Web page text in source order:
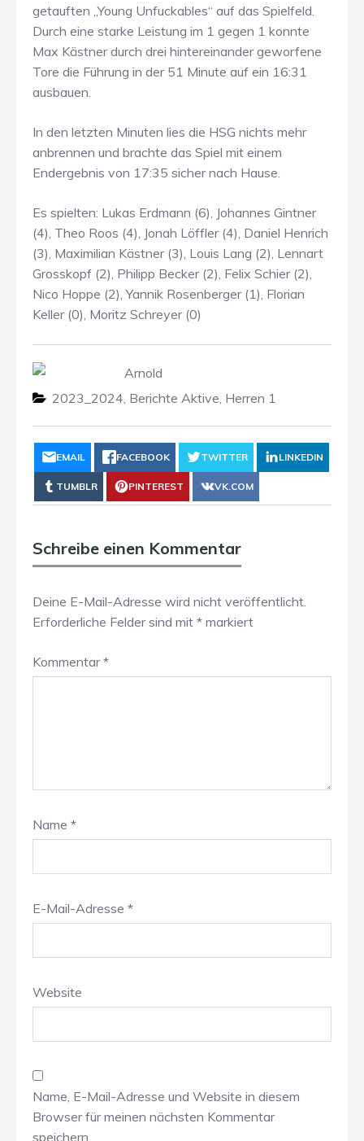
getauften „Young Unfuckables“ auf das Spielfeld.
Durch eine starke Leistung im 1 gegen 1 konnte
Max Kästner durch drei hintereinander geworfene
Tore die Führung in der 51 Minute auf ein 16:31
ausbauen.
In den letzten Minuten lies die HSG nichts mehr
anbrennen und brachte das Spiel mit einem
Endergebnis von 17:35 sicher nach Hause.
Es spielten: Lukas Erdmann (6), Johannes Gintner
(4), Theo Roos (4), Jonah Löffler (4), Daniel Henrich
(3), Maximilian Kästner (3), Louis Lang (2), Lennart
Grosskopf (2), Philipp Becker (2), Felix Schier (2),
Nico Hoppe (2), Yannik Rosenberger (1), Florian
Keller (0), Moritz Schreyer (0)
Arnold
2023_2024, Berichte Aktive, Herren 1
EMAIL FACEBOOK TWITTER LINKEDIN
TUMBLR PINTEREST VK.COM
Schreibe einen Kommentar
Deine E-Mail-Adresse wird nicht veröffentlicht.
Erforderliche Felder sind mit * markiert
Kommentar*
Name *
E-Mail-Adresse *
Website
Name, E-Mail-Adresse und Website in diesem
Browser für meinen nächsten Kommentar
speichern.